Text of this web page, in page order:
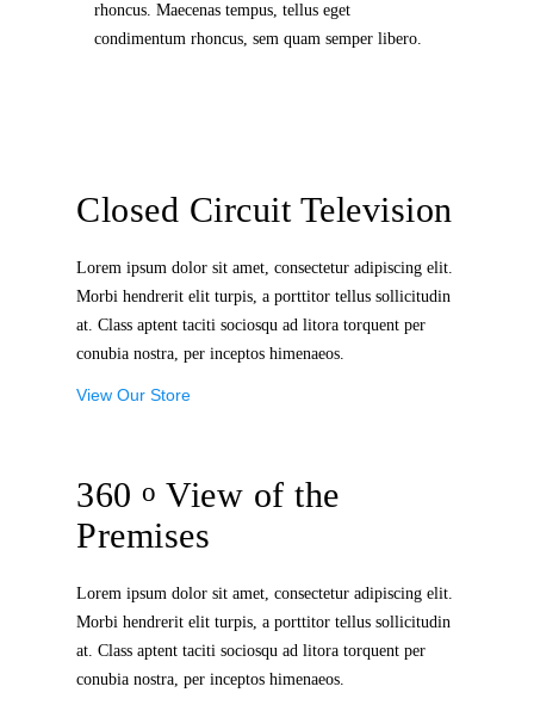
rhoncus. Maecenas tempus, tellus eget
condimentum rhoncus, sem quam semper libero.
Closed Circuit Television
Lorem ipsum dolor sit amet, consectetur adipiscing elit.
Morbi hendrerit elit turpis, a porttitor tellus sollicitudin
at. Class aptent taciti sociosqu ad litora torquent per
conubia nostra, per inceptos himenaeos.
View Our Store
360 o View of the
Premises
Lorem ipsum dolor sit amet, consectetur adipiscing elit.
Morbi hendrerit elit turpis, a porttitor tellus sollicitudin
at. Class aptent taciti sociosqu ad litora torquent per
conubia nostra, per inceptos himenaeos.